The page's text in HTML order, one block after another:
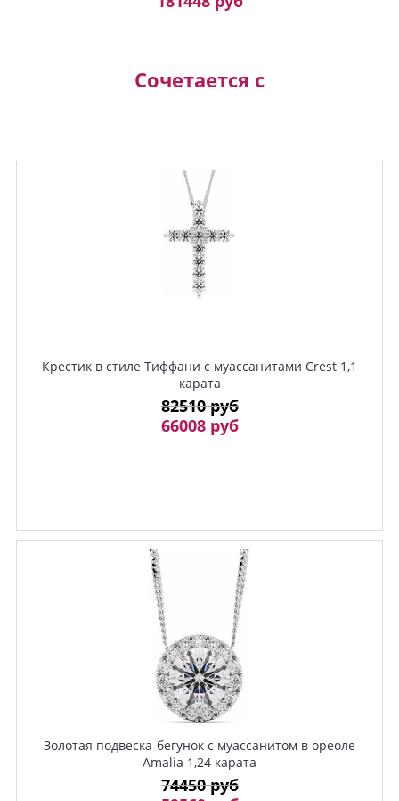
Сочетается с
Крестик в стиле Тиффани с муассанитами Crest 1,1
карата
82510 руб
66008 руб
Золотая подвеска-бегунок c муассанитом в ореоле
Amalia 1,24 карата
74450 руб